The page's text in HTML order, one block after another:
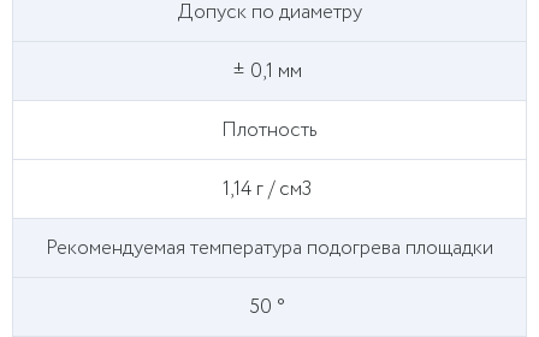
Допуск по диаметру
± 0,1 мм
Плотность
1,14 г / см3
Рекомендуемая температура подогрева площадки
50 °